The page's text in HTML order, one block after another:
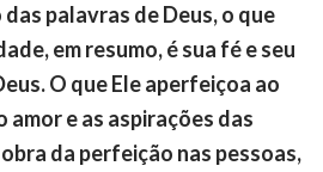
palavras de Deus, o que
em resumo, é sua fé e seu
O que Ele aperfeiçoa ao
amor e as aspirações das
da perfeição nas pessoas,